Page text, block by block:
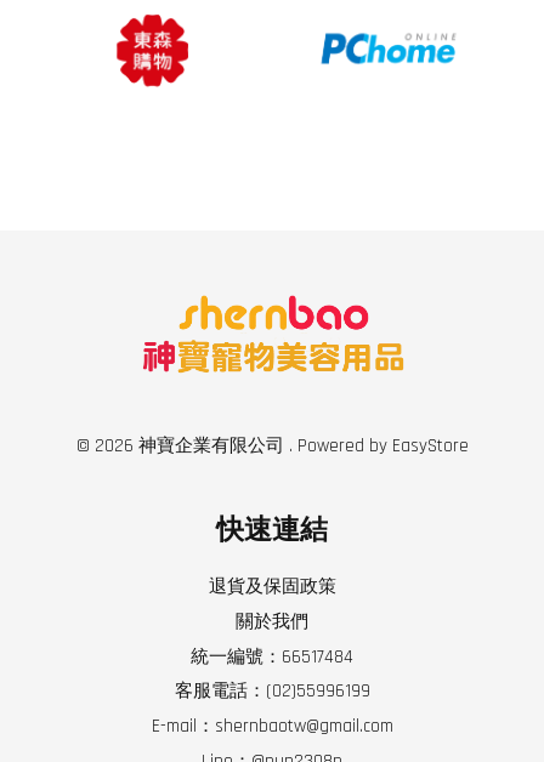
© 2026 神寶企業有限公司 . Powered by EasyStore
快速連結
退貨及保固政策
關於我們
統一編號：66517484
客服電話：(02)55996199
E-mail：shernbaotw@gmail.com